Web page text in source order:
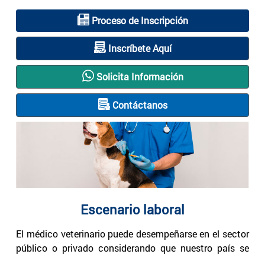
Proceso de Inscripción
Inscríbete Aquí
Solicita Información
Contáctanos
Escenario laboral
El médico veterinario puede desempeñarse en el sector
público o privado considerando que nuestro país se